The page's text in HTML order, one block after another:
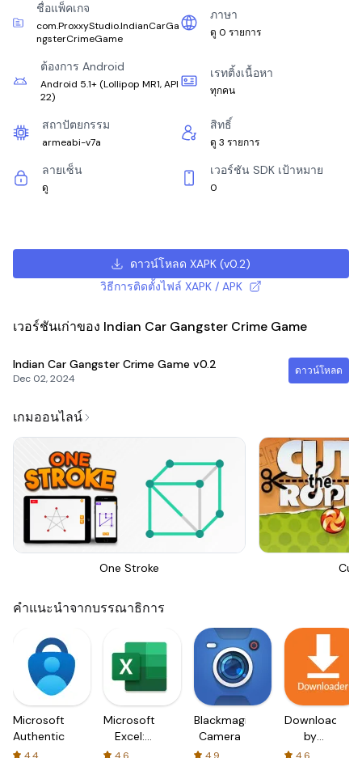
ชื่อแพ็คเกจ
com.ProxxyStudio.IndianCarGa
ngsterCrimeGame
ภาษา
ดู 0 รายการ
ต้องการ Android
Android 5.1+ (Lollipop MR1, API
22)
เรทติ้งเนื้อหา
ทุกคน
สถาปัตยกรรม
armeabi-v7a
สิทธิ์
ดู 3 รายการ
ลายเซ็น
ดู
เวอร์ชัน SDK เป้าหมาย
0
ดาวน์โหลด XAPK (v0.2)
วิธีการติดตั้งไฟล์ XAPK / APK
เวอร์ชันเก่าของ Indian Car Gangster Crime Game
Indian Car Gangster Crime Game v0.2
Dec 02, 2024
ดาวน์โหลด
เกมออนไลน์
One Stroke Cut
คำแนะนำจากบรรณาธิการ
Microsoft
Authenticator
Microsoft
Excel:
Spreadsheets
Blackmagic
Camera
Downloader
by
AFTVnews